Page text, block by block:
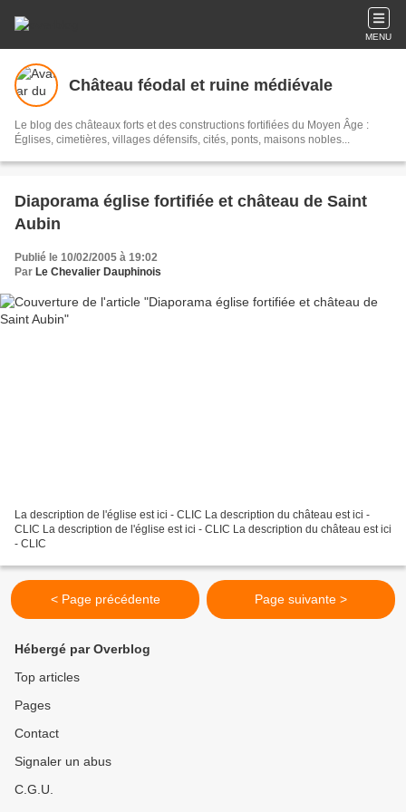
MENU
Château féodal et ruine médiévale
Le blog des châteaux forts et des constructions fortifiées du Moyen Âge :
Églises, cimetières, villages défensifs, cités, ponts, maisons nobles...
Diaporama église fortifiée et château de Saint
Aubin
Publié le 10/02/2005 à 19:02
Par Le Chevalier Dauphinois
La description de l'église est ici - CLIC La description du château est ici -
CLIC La description de l'église est ici - CLIC La description du château est ici
- CLIC
< Page précédente Page suivante >
Hébergé par Overblog
Top articles
Pages
Contact
Signaler un abus
C.G.U.